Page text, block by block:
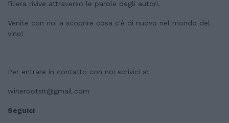
filiera rivive attraverso le parole degli autori.
Venite con noi a scoprire cosa c'è di nuovo nel mondo del
vino!
Per entrare in contatto con noi scrivici a:
winerootsit@gmail.com
Seguici